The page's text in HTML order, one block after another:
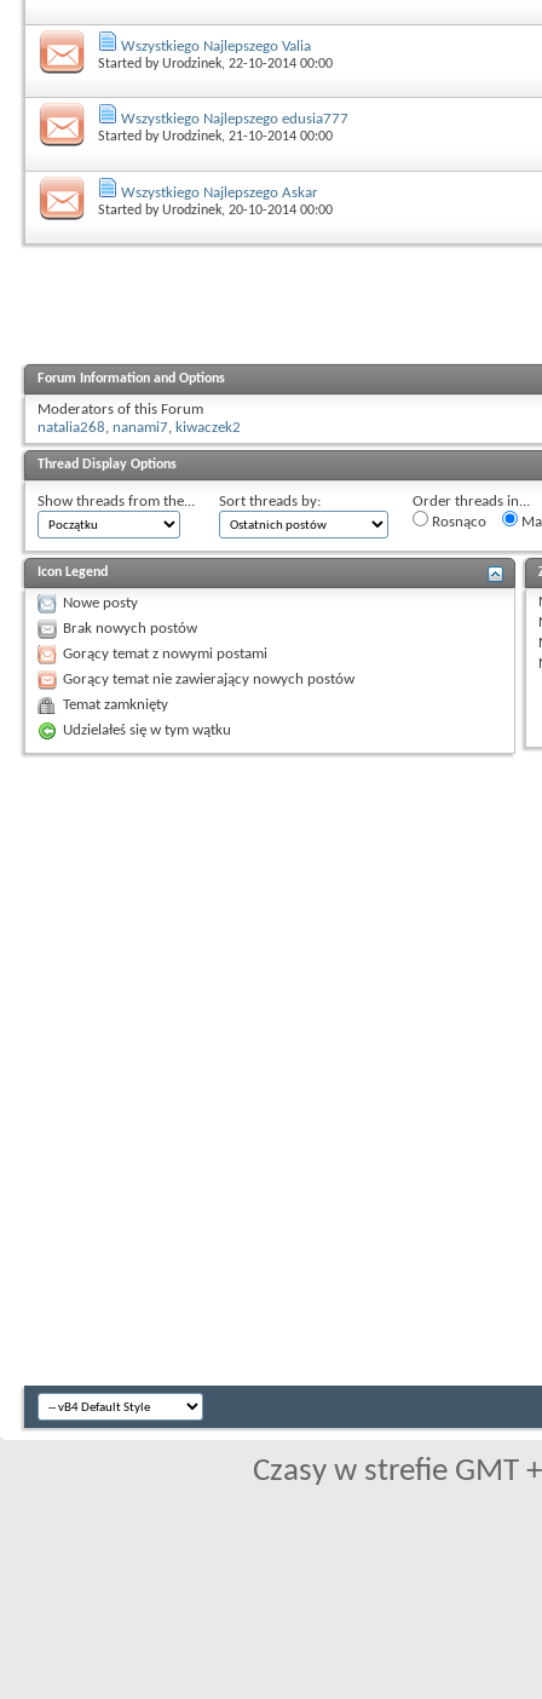
Wszystkiego Najlepszego Valia
Started byUrodzinek, 22-10-2014 00:00
Wszystkiego Najlepszego edusia777
Started byUrodzinek, 21-10-2014 00:00
Wszystkiego Najlepszego Askar
Started byUrodzinek, 20-10-2014 00:00
Forum Information and Options
Moderators of this Forum
natalia268, nanami7, kiwaczek2
Thread Display Options
Show threads from the... Sort threads by:
Order threads in...
Rosnąco
Icon Legend
Nowe posty
Brak nowych postów
Gorący temat z nowymi postami
Gorący temat nie zawierający nowych postów
Temat zamknięty
Udzielałeś się w tym wątku
Czasy w strefie GMT